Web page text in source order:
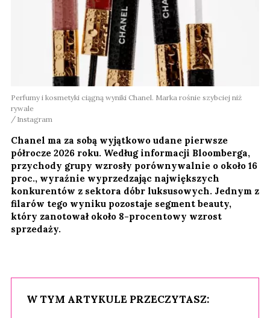
Perfumy i kosmetyki ciągną wyniki Chanel. Marka rośnie szybciej niż
rywale
Instagram
Chanel ma za sobą wyjątkowo udane pierwsze
półrocze 2026 roku. Według informacji Bloomberga,
przychody grupy wzrosły porównywalnie o około 16
proc., wyraźnie wyprzedzając największych
konkurentów z sektora dóbr luksusowych. Jednym z
filarów tego wyniku pozostaje segment beauty,
który zanotował około 8-procentowy wzrost
sprzedaży.
W TYM ARTYKULE PRZECZYTASZ: